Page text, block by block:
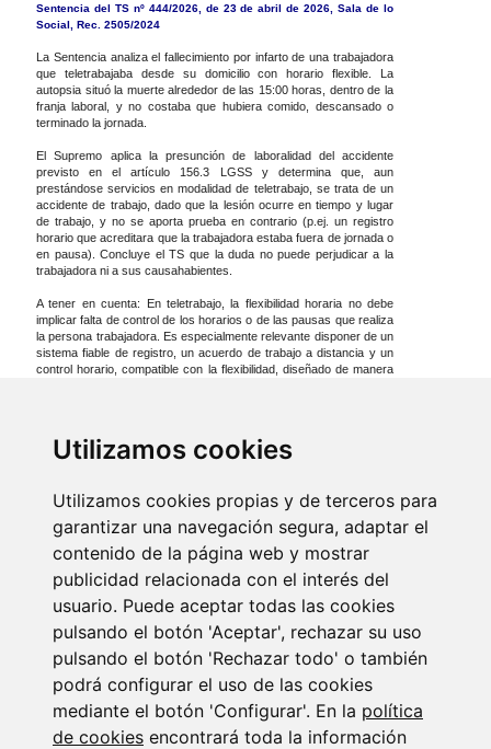
Utilizamos cookies
Utilizamos cookies propias y de terceros para
garantizar una navegación segura, adaptar el
contenido de la página web y mostrar
publicidad relacionada con el interés del
usuario. Puede aceptar todas las cookies
pulsando el botón 'Aceptar', rechazar su uso
pulsando el botón 'Rechazar todo' o también
podrá configurar el uso de las cookies
mediante el botón 'Configurar'. En la política
de cookies encontrará toda la información
Sentencia del TS nº 444/2026, de 23 de abril de 2026, Sala de lo
Social, Rec. 2505/2024
La Sentencia analiza el fallecimiento por infarto de una trabajadora
que teletrabajaba desde su domicilio con horario flexible. La
autopsia situó la muerte alrededor de las 15:00 horas, dentro de la
franja laboral, y no costaba que hubiera comido, descansado o
terminado la jornada.
El Supremo aplica la presunción de laboralidad del accidente
previsto en el artículo 156.3 LGSS y determina que, aun
prestándose servicios en modalidad de teletrabajo, se trata de un
accidente de trabajo, dado que la lesión ocurre en tiempo y lugar
de trabajo, y no se aporta prueba en contrario (p.ej. un registro
horario que acreditara que la trabajadora estaba fuera de jornada o
en pausa). Concluye el TS que la duda no puede perjudicar a la
trabajadora ni a sus causahabientes.
A tener en cuenta: En teletrabajo, la flexibilidad horaria no debe
implicar falta de control de los horarios o de las pausas que realiza
la persona trabajadora. Es especialmente relevante disponer de un
sistema fiable de registro, un acuerdo de trabajo a distancia y un
control horario, compatible con la flexibilidad, diseñado de manera
Últimas noticias
Newsletter Laboral. Julio 2026